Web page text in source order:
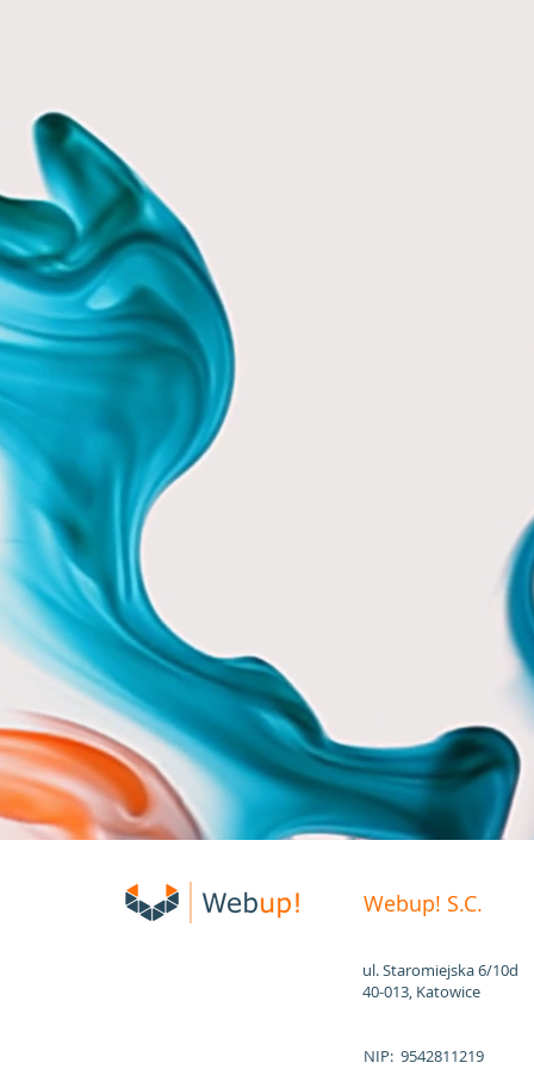
Webup! S.C.
ul. Staromiejska 6/10d
40-013, Katowice
NIP: 9542811219